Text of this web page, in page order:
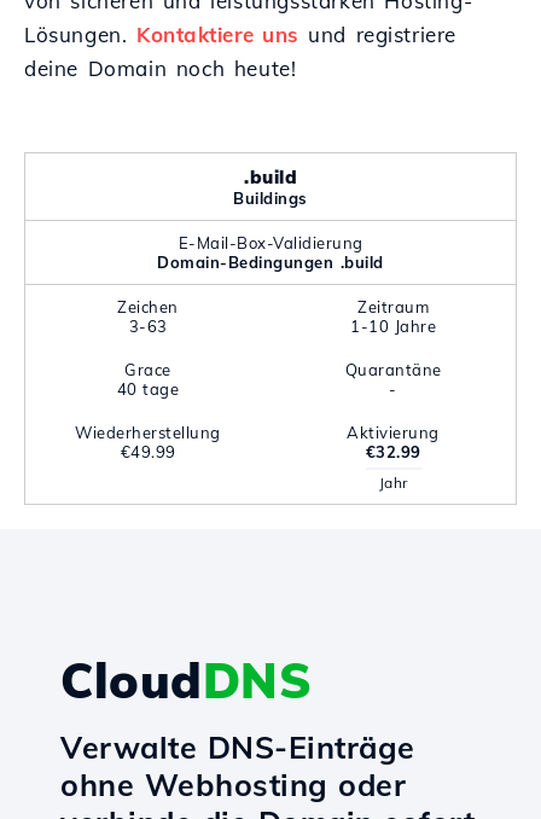
Lösungen. Kontaktiere uns und registriere
deine Domain noch heute!
.build
Buildings
E-Mail-Box-Validierung
Domain-Bedingungen .build
Zeichen
3-63
Zeitraum
1-10 Jahre
Grace
40 tage
Quarantäne
-
Wiederherstellung
€49.99
Aktivierung
€32.99
Jahr
CloudDNS
Verwalte DNS-Einträge
ohne Webhosting oder